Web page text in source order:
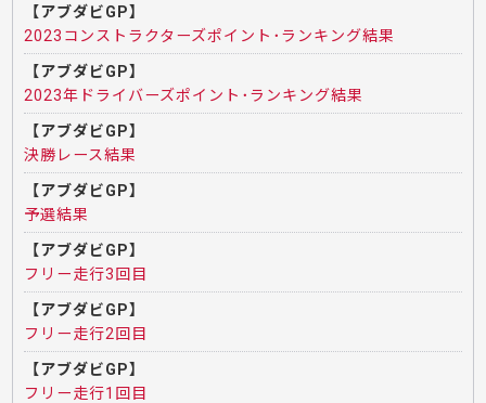
【アブダビGP】
2023コンストラクターズポイント･ランキング結果
【アブダビGP】
2023年ドライバーズポイント･ランキング結果
【アブダビGP】
決勝レース結果
【アブダビGP】
予選結果
【アブダビGP】
フリー走行3回目
【アブダビGP】
フリー走行2回目
【アブダビGP】
フリー走行1回目